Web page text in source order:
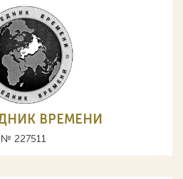
ВРЕМЕНИ
№ 227511